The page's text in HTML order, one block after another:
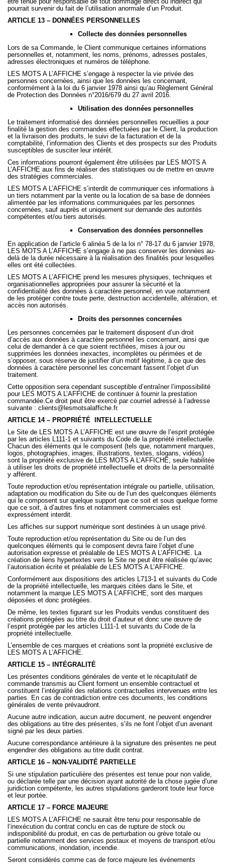
pourrait survenir du fait de l’utilisation anormale d’un Produit.
ARTICLE 13 – DONNÉES PERSONNELLES
Collecte des données personnelles
Lors de sa Commande, le Client communique certaines informations
personnelles et, notamment, les noms, prénoms, adresses postales,
adresses électroniques et numéros de téléphone.
LES MOTS A L’AFFICHE s’engage à respecter la vie privée des
personnes concernées, ainsi que les données les concernant,
conformément à la loi du 6 janvier 1978 ainsi qu’au Règlement Général
de Protection des Données n°2016/679 du 27 avril 2016.
Utilisation des données personnelles
Le traitement informatisé des données personnelles recueillies a pour
finalité la gestion des commandes effectuées par le Client, la production
et la livraison des produits, le suivi de la facturation et de la
comptabilité, l’information des Clients et des prospects sur des Produits
susceptibles de susciter leur intérêt.
Ces informations pourront également être utilisées par LES MOTS A
L’AFFICHE aux fins de réaliser des statistiques ou de mettre en œuvre
des stratégies commerciales.
LES MOTS A L’AFFICHE s’interdit de communiquer ces informations à
un tiers notamment par la vente ou la location de sa base de données
alimentée par les informations communiquées par les personnes
concernées, sauf auprès et uniquement sur demande des autorités
compétentes et/ou tiers autorisés.
Conservation des données personnelles
En application de l’article 6 alinéa 5 de la loi n° 78-17 du 6 janvier 1978,
LES MOTS A L’AFFICHE s’engage à ne pas conserver les données au-
delà de la durée nécessaire à la réalisation des finalités pour lesquelles
elles ont été collectées.
LES MOTS A L’AFFICHE prend les mesures physiques, techniques et
organisationnelles appropriées pour assurer la sécurité et la
confidentialité des données à caractère personnel, en vue notamment
de les protéger contre toute perte, destruction accidentelle, altération, et
accès non autorisés.
Droits des personnes concernées
Les personnes concernées par le traitement disposent d’un droit
d’accès aux données à caractère personnel les concernant, ainsi que
celui de demander à ce que soient rectifiées, mises à jour ou
supprimées les données inexactes, incomplètes ou périmées et de
s’opposer, sous réserve de justifier d’un motif légitime, à ce que des
données à caractère personnel les concernant fassent l’objet d’un
traitement.
Cette opposition sera cependant susceptible d’entraîner l’impossibilité
pour LES MOTS A L’AFFICHE de continuer à fournir la prestation
commandée.Ce droit peut être exercé par courriel adressé à l’adresse
suivante : clients@lesmotsalaffiche.fr.
ARTICLE 14 – PROPRIÉTÉ
INTELLECTUELLE
Le Site de LES MOTS A L’AFFICHE est une œuvre de l’esprit protégée
par les articles L111-1 et suivants du Code de la propriété intellectuelle.
Chacun des éléments qui le composent (tels que, notamment marques,
logos, photographies, images, illustrations, textes, slogans, vidéos)
sont la propriété exclusive de LES MOTS A L’AFFICHE, seule habilitée
à utiliser les droits de propriété intellectuelle et droits de la personnalité
y afférent.
Toute reproduction et/ou représentation intégrale ou partielle, utilisation,
adaptation ou modification du Site ou de l’un des quelconques éléments
qui le composent sur quelque support que ce soit et sous quelque forme
que ce soit, à d’autres fins et notamment commerciales est
expressément interdit.
Les affiches sur support numérique sont destinées à un usage privé.
Toute reproduction et/ou représentation du Site ou de l’un des
quelconques éléments qui le composent devra faire l’objet d’une
autorisation expresse et préalable de LES MOTS A L’AFFICHE. La
création de liens hypertextes vers le Site ne peut être réalisée qu’avec
l’autorisation écrite et préalable de LES MOTS A L’AFFICHE.
Conformément aux dispositions des articles L713-1 et suivants du Code
de la propriété intellectuelle, les marques citées dans le Site, et
notamment la marque LES MOTS A L’AFFICHE, sont des marques
déposées et donc protégées.
De même, les textes figurant sur les Produits vendus constituent des
créations protégées au titre du droit d’auteur et donc une œuvre de
l’esprit protégée par les articles L111-1 et suivants du Code de la
propriété intellectuelle.
L’ensemble de ces marques et créations sont la propriété exclusive de
LES MOTS A L’AFFICHE.
ARTICLE 15 – INTÉGRALITÉ
Les présentes conditions générales de vente et le récapitulatif de
commande transmis au Client forment un ensemble contractuel et
constituent l’intégralité des relations contractuelles intervenues entre les
parties. En cas de contradiction entre ces documents, les conditions
générales de vente prévaudront.
Aucune autre indication, aucun autre document, ne peuvent engendrer
des obligations au titre des présentes, s’ils ne font l’objet d’un avenant
signé par les deux parties.
Aucune correspondance antérieure à la signature des présentes ne peut
engendrer des obligations au titre dudit contrat.
ARTICLE 16 – NON-VALIDITÉ PARTIELLE
Si une stipulation particulière des présentes est tenue pour non valide,
ou déclarée telle par une décision ayant autorité de la chose jugée d’une
juridiction compétente, les autres stipulations garderont toute leur force
et leur portée.
ARTICLE 17 – FORCE MAJEURE
LES MOTS A L’AFFICHE ne saurait être tenu pour responsable de
l’inexécution du contrat conclu en cas de rupture de stock ou
indisponibilité du produit, en cas de perturbation ou grève totale ou
partielle notamment des services postaux et moyens de transport et/ou
communications, inondation, incendie.
Seront considérés comme cas de force majeure les événements